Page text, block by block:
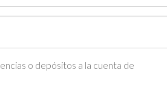
o depósitos a la cuenta de